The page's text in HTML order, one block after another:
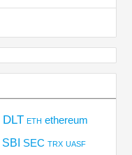
DLT ETH ethereum
SBI SEC TRX UASF